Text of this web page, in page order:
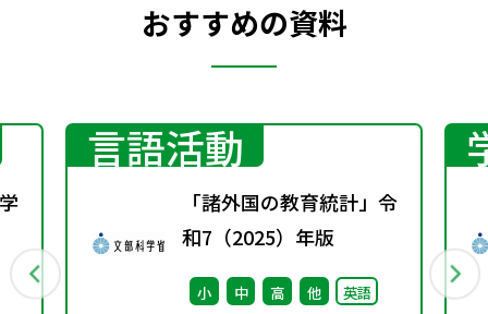
おすすめの資料
言語活動
「諸外国の教育統計」令
和7（2025）年版
小 中 高 他
英語